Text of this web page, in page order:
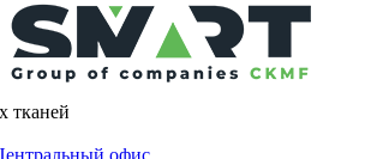
тканей
офис